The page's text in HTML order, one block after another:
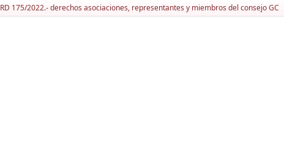
RD 175/2022.- derechos asociaciones, representantes y miembros del consejo GC